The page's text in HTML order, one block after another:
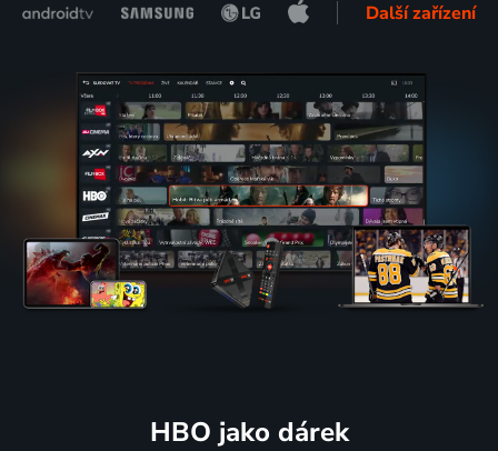
Další zařízení
HBO jako dárek